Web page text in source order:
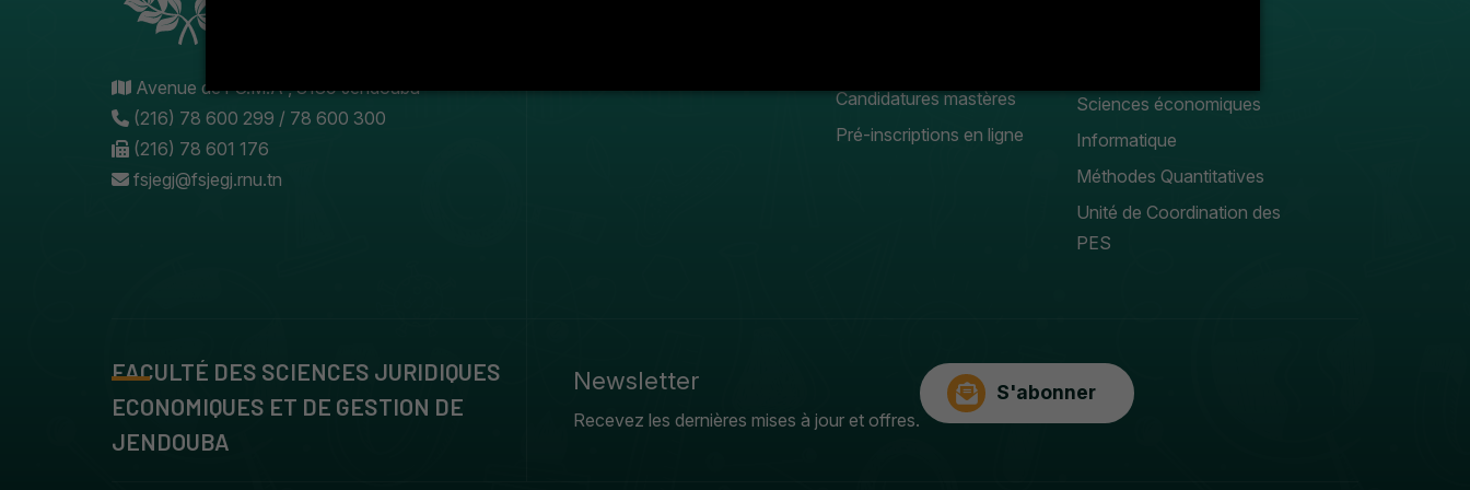
Avenue de l'U.M.A , 8189 Jendouba
(216) 78 600 299 / 78 600 300
(216) 78 601 176
fsjegj@fsjegj.rnu.tn
Candidatures mastères
Pré-inscriptions en ligne
Sciences économiques
Informatique
Méthodes Quantitatives
Unité de Coordination des
PES
FACULTÉ DES SCIENCES JURIDIQUES
ECONOMIQUES ET DE GESTION DE
JENDOUBA
Newsletter
Recevez les dernières mises à jour et offres.
S'abonner